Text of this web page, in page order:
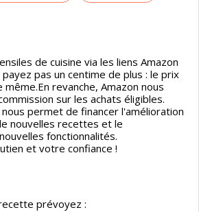
de cuisine via les liens Amazon
pas un centime de plus : le prix
revanche, Amazon nous
sur les achats éligibles.
permet de financer l'amélioration
nouvelles recettes et le
fonctionnalités.
et votre confiance !
prévoyez :